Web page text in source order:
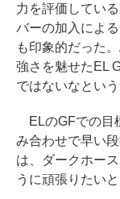
力を評価してい
バーの加入によ
も印象的だった
強さを魅せたEL
ではないなという
ELのGFでの目
み合わせで早い
は、ダークホー
うに頑張りたい